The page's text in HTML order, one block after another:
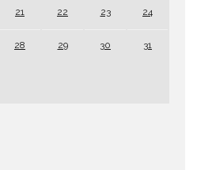
21 22 23 24
28 29 30 31